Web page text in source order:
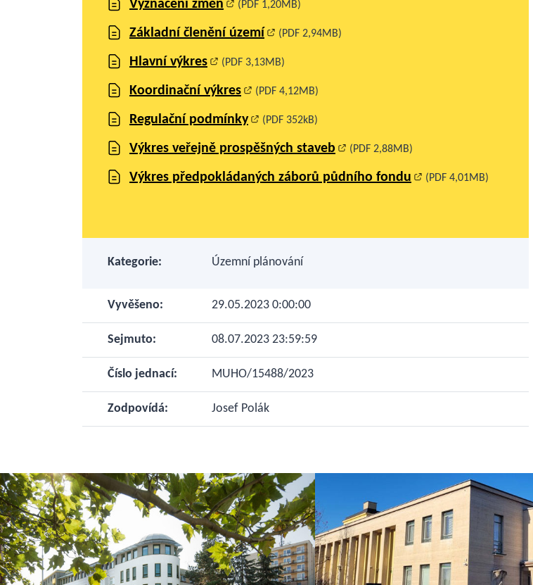
Vyznačení změn (PDF 1,20MB)
Základní členění území (PDF 2,94MB)
Hlavní výkres (PDF 3,13MB)
Koordinační výkres (PDF 4,12MB)
Regulační podmínky (PDF 352kB)
Výkres veřejně prospěšných staveb (PDF 2,88MB)
Výkres předpokládaných záborů půdního fondu (PDF 4,01MB)
Kategorie: Územní plánování
Vyvěšeno: 29.05.2023 0:00:00
Sejmuto: 08.07.2023 23:59:59
Číslo jednací: MUHO/15488/2023
Zodpovídá: Josef Polák